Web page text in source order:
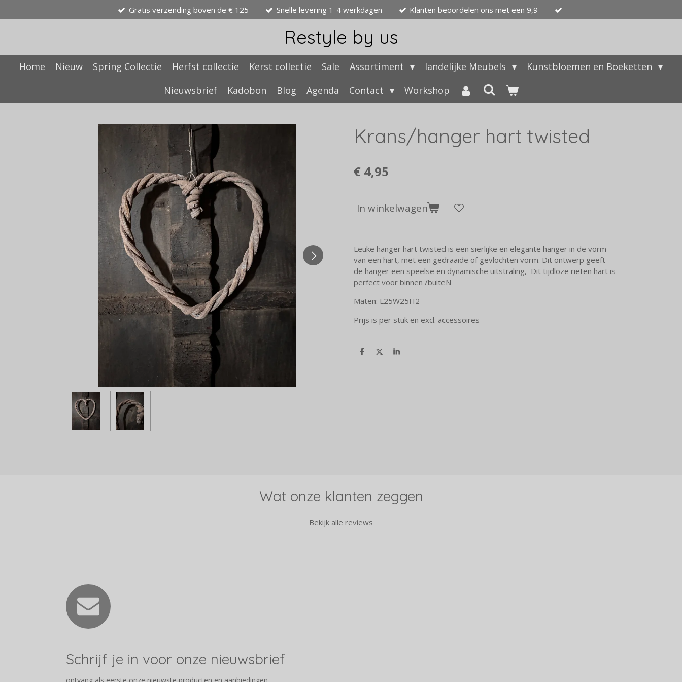
direct
hoofdinhoud
Gratis verzending boven de € 125 Snelle levering 1-4 werkdagen Klanten beoordelen ons met een 9,9
Restyle by us
Home Nieuw Spring Collectie Herfst collectie Kerst collectie Sale Assortiment landelijke Meubels
Kunstbloemen en Boeketten
Nieuwsbrief
Kadobon Blog Agenda Contact Workshop
Krans/hanger hart twisted
€ 4,95
In winkelwagen
Leuke hanger hart twisted is een sierlijke en elegante hanger in de vorm
van een hart, met een gedraaide of gevlochten vorm. Dit ontwerp geeft
de hanger een speelse en dynamische uitstraling, Dit tijdloze rieten hart is
perfect voor binnen /buiteN
Maten: L25W25H2
Prijs is per stuk en excl. accessoires
D
D
S
Wat onze klanten zeggen
Bekijk alle reviews
Schrijf je in voor onze nieuwsbrief